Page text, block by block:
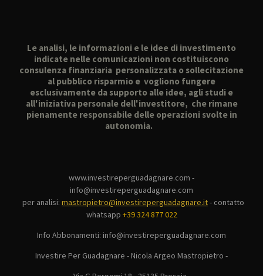
Le analisi, le informazioni e le idee di investimento
indicate nelle comunicazioni non costituiscono
consulenza finanziaria personalizzata o sollecitazione
al pubblico risparmio e vogliono fungere
esclusivamente da supporto alle idee, agli studi e
all'iniziativa personale dell'investitore, che rimane
pienamente responsabile delle operazioni svolte in
autonomia.
www.investireperguadagnare.com -
info@investireperguadagnare.com
per analisi: mastropietro@investireperguadagnare.it- contatto
whatsapp +39 324 877 022
Info Abbonamenti: info@investireperguadagnare.com
Investire Per Guadagnare - Nicola Argeo Mastropietro -